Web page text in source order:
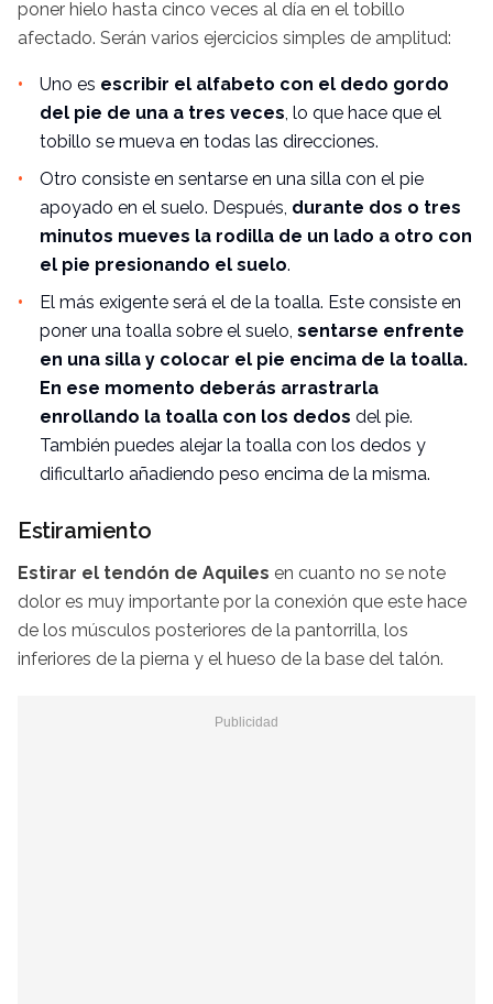
poner hielo hasta cinco veces al día en el tobillo
afectado. Serán varios ejercicios simples de amplitud:
Uno es escribir el alfabeto con el dedo gordo
del pie de una a tres veces, lo que hace que el
tobillo se mueva en todas las direcciones.
Otro consiste en sentarse en una silla con el pie
apoyado en el suelo. Después, durante dos o tres
minutos mueves la rodilla de un lado a otro con
el pie presionando el suelo.
El más exigente será el de la toalla. Este consiste en
poner una toalla sobre el suelo, sentarse enfrente
en una silla y colocar el pie encima de la toalla.
En ese momento deberás arrastrarla
enrollando la toalla con los dedos del pie.
También puedes alejar la toalla con los dedos y
dificultarlo añadiendo peso encima de la misma.
Estiramiento
Estirar el tendón de Aquiles en cuanto no se note
dolor es muy importante por la conexión que este hace
de los músculos posteriores de la pantorrilla, los
inferiores de la pierna y el hueso de la base del talón.